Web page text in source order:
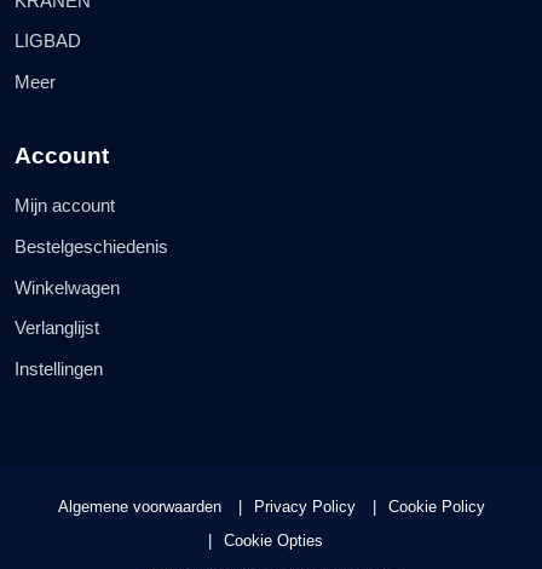
LIGBAD
Meer
Account
Mijn account
Bestelgeschiedenis
Winkelwagen
Verlanglijst
Instellingen
Algemene voorwaarden Privacy Policy
Cookie Policy
Cookie Opties